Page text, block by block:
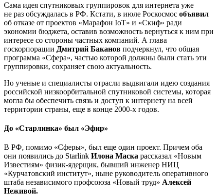
Сама идея спутниковых группировок для интернета уже
не раз обсуждалась в РФ. Кстати, в июле Роскосмос объявил
об отказе от проектов «Марафон IoT» и «Скиф» ради
экономии бюджета, оставив возможность вернуться к ним при
интересе со стороны частных компаний. А глава
госкорпорации Дмитрий Баканов подчеркнул, что общая
программа «Сфера», частью которой должны были стать эти
группировки, сохраняет свою актуальность.
Но ученые и специалисты отрасли выдвигали идею создания
российской низкоорбитальной спутниковой системы, которая
могла бы обеспечить связь и доступ к интернету на всей
территории страны, еще в конце 2000-х годов.
До «Старлинка» был «Эфир»
В РФ, помимо «Сферы», был еще один проект. Причем оба
они появились до Starlink Илона Маска рассказал «Новым
Известиям» физик-ядерщик, бывший инженер НИЦ
«Курчатовский институт», ныне руководитель оперативного
штаба независимого профсоюза «Новый труд» Алексей
Неживой.